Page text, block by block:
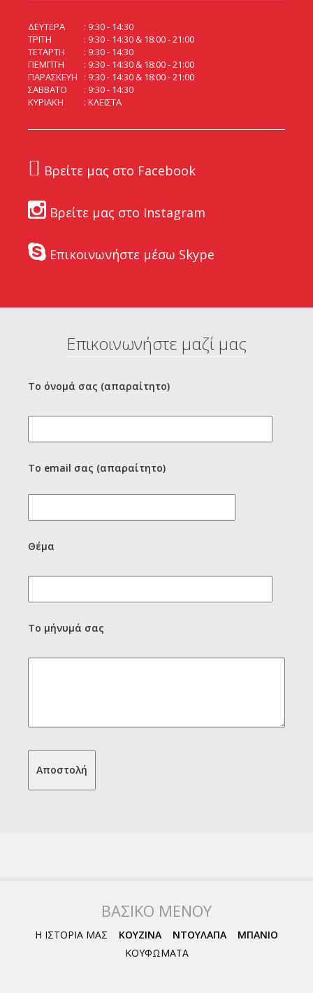
ΔΕΥΤΕΡΑ
9:30 - 14:30
ΤΡΙΤΗ
9:30 - 14:30 & 18:00 - 21:00
ΤΕΤΑΡΤΗ
9:30 - 14:30
ΠΕΜΠΤΗ
9:30 - 14:30 & 18:00 - 21:00
ΠΑΡΑΣΚΕΥΗ
9:30 - 14:30 & 18:00 - 21:00
ΣΑΒΒΑΤΟ
9:30 - 14:30
ΚΥΡΙΑΚΗ
ΚΛΕΙΣΤΑ
Βρείτε μας στο Facebook
Βρείτε μας στο Instagram
Επικοινωνήστε μέσω Skype
Επικοινωνήστε μαζί μας
Το όνομά σας (απαραίτητο)
Το email σας (απαραίτητο)
Θέμα
Το μήνυμά σας
ΒΑΣΙΚΟ ΜΕΝΟΥ
Η ΙΣΤΟΡΙΑ ΜΑΣ ΚΟΥΖΙΝΑ ΝΤΟΥΛΑΠΑ
ΜΠΑΝΙΟ
ΚΟΥΦΩΜΑΤΑ